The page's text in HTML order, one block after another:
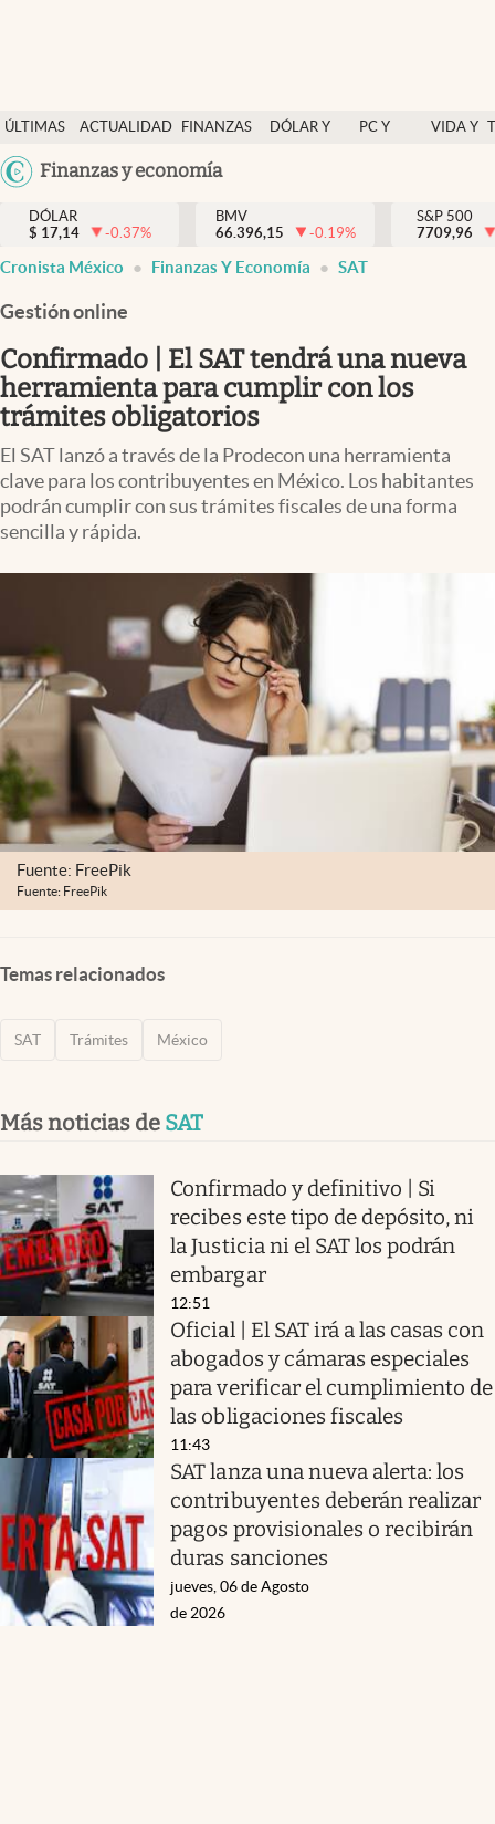
ÚLTIMAS
NOTICIAS
ACTUALIDAD
FINANZAS
DÓLAR Y
PC Y
VIDA Y
México
Finanzas y economía
Actualidad
Finanzas y economía
Dólar y mercados
Pc y celular
Vida y estilo
Tv
Clima
abre en nueva pestaña
México
DÓLAR
$ 17,14 -0.37%
BMV
66.396,15
-0.19%
S&P 500
7709,96
Cronista México Finanzas Y Economía SAT
Gestión online
Confirmado | El SAT tendrá una nueva
herramienta para cumplir con los
trámites obligatorios
El SAT lanzó a través de la Prodecon una herramienta
clave para los contribuyentes en México. Los habitantes
podrán cumplir con sus trámites fiscales de una forma
sencilla y rápida.
Fuente: FreePik
Fuente: FreePik
Temas relacionados
SAT Trámites México
Más noticias de SAT
Confirmado y definitivo | Si
recibes este tipo de depósito, ni
la Justicia ni el SAT los podrán
embargar
12:51
Oficial | El SAT irá a las casas con
abogados y cámaras especiales
para verificar el cumplimiento de
las obligaciones fiscales
11:43
SAT lanza una nueva alerta: los
contribuyentes deberán realizar
pagos provisionales o recibirán
duras sanciones
jueves, 06 de Agosto
de 2026